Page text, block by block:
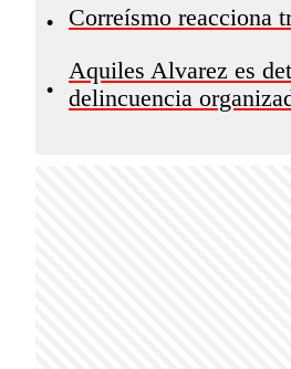
• Correísmo reacciona
•
Aquiles Alvarez es
delincuencia